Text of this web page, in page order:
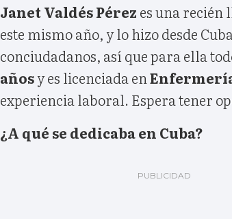
Janet Valdés Pérez es una recién
este mismo año, y lo hizo desde
conciudadanos, así que para ella
añosy es licenciada en
experiencia laboral. Espera tener
¿A qué se dedicaba en Cuba?